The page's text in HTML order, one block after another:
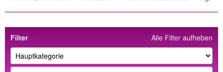
Alle Filter aufheben
Filter